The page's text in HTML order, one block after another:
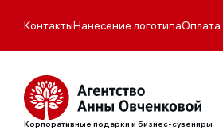
КонтактыНанесение логотипаОплата
Корпоративные подарки и бизнес-сувениры